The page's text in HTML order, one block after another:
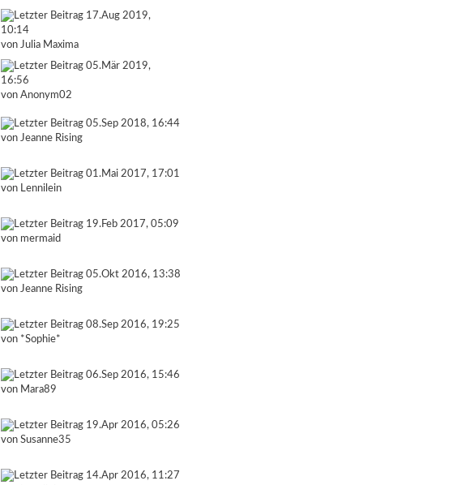
17.Aug 2019,
10:14
von Julia Maxima
05.Mär 2019,
16:56
von Anonym02
05.Sep 2018, 16:44
von Jeanne Rising
01.Mai 2017, 17:01
von Lennilein
19.Feb 2017, 05:09
von mermaid
05.Okt 2016, 13:38
von Jeanne Rising
08.Sep 2016, 19:25
von *Sophie*
06.Sep 2016, 15:46
von Mara89
19.Apr 2016, 05:26
von Susanne35
14.Apr 2016, 11:27